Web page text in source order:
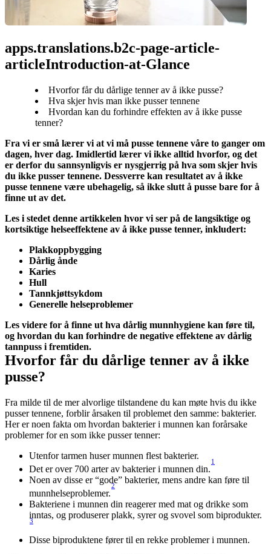
apps.translations.b2c-page-article-
articleIntroduction-at-Glance
Hvorfor får du dårlige tenner av å ikke pusse?
Hva skjer hvis man ikke pusser tennene
Hvordan kan du forhindre effekten av å ikke pusse
tenner?
Fra vi er små lærer vi at vi må pusse tennene våre to ganger om
dagen, hver dag. Imidlertid lærer vi ikke alltid hvorfor, og det
er derfor du sannsynligvis er nysgjerrig på hva som skjer hvis
du ikke pusser tennene. Dessverre kan resultatet av å ikke
pusse tennene være ubehagelig, så ikke slutt å pusse bare for å
finne ut av det.
Les i stedet denne artikkelen hvor vi ser på de langsiktige og
kortsiktige helseeffektene av å ikke pusse tenner, inkludert:
Plakkoppbygging
Dårlig ånde
Karies
Hull
Tannkjøttsykdom
Generelle helseproblemer
Les videre for å finne ut hva dårlig munnhygiene kan føre til,
og hvordan du kan forhindre de negative effektene av dårlig
tannpuss i fremtiden.
Hvorfor får du dårlige tenner av å ikke
pusse?
Fra milde til de mer alvorlige tilstandene du kan møte hvis du ikke
pusser tennene, forblir årsaken til problemet den samme: bakterier.
Her er noen fakta om hvordan bakterier i munnen kan forårsake
problemer for en som ikke pusser tenner:
Utenfor tarmen huser munnen flest bakterier.
Det er over 700 arter av bakterier i munnen din.
1
Noen av disse er “gode” bakterier, mens andre kan føre til
munnhelseproblemer.
2
Bakteriene i munnen din reagerer med mat og drikke som
inntas, og produserer plakk, syrer og svovel som biprodukter.
3
Disse biproduktene fører til en rekke problemer i munnen.